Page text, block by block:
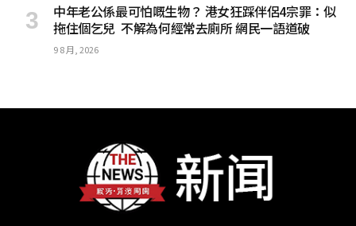
中年老公係最可怕嘅生物？ 港女狂踩伴侶4宗罪：似
拖住個乞兒 不解為何經常去廁所 網民一語道破
9 8 月, 2026